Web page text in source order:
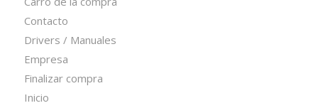
Contacto
Drivers / Manuales
Empresa
Finalizar compra
Inicio